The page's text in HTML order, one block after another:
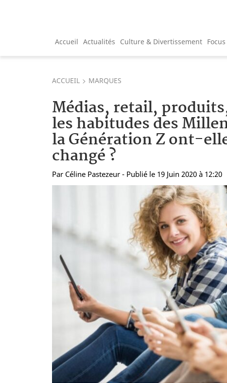
Accueil Actualités Culture & Divertissement Focus
ACCUEIL MARQUES
Médias, retail,
les habitudes des
la Génération Z ont-
changé ?
Par Céline Pastezeur - Publié le 19 Juin 2020 à 12:20